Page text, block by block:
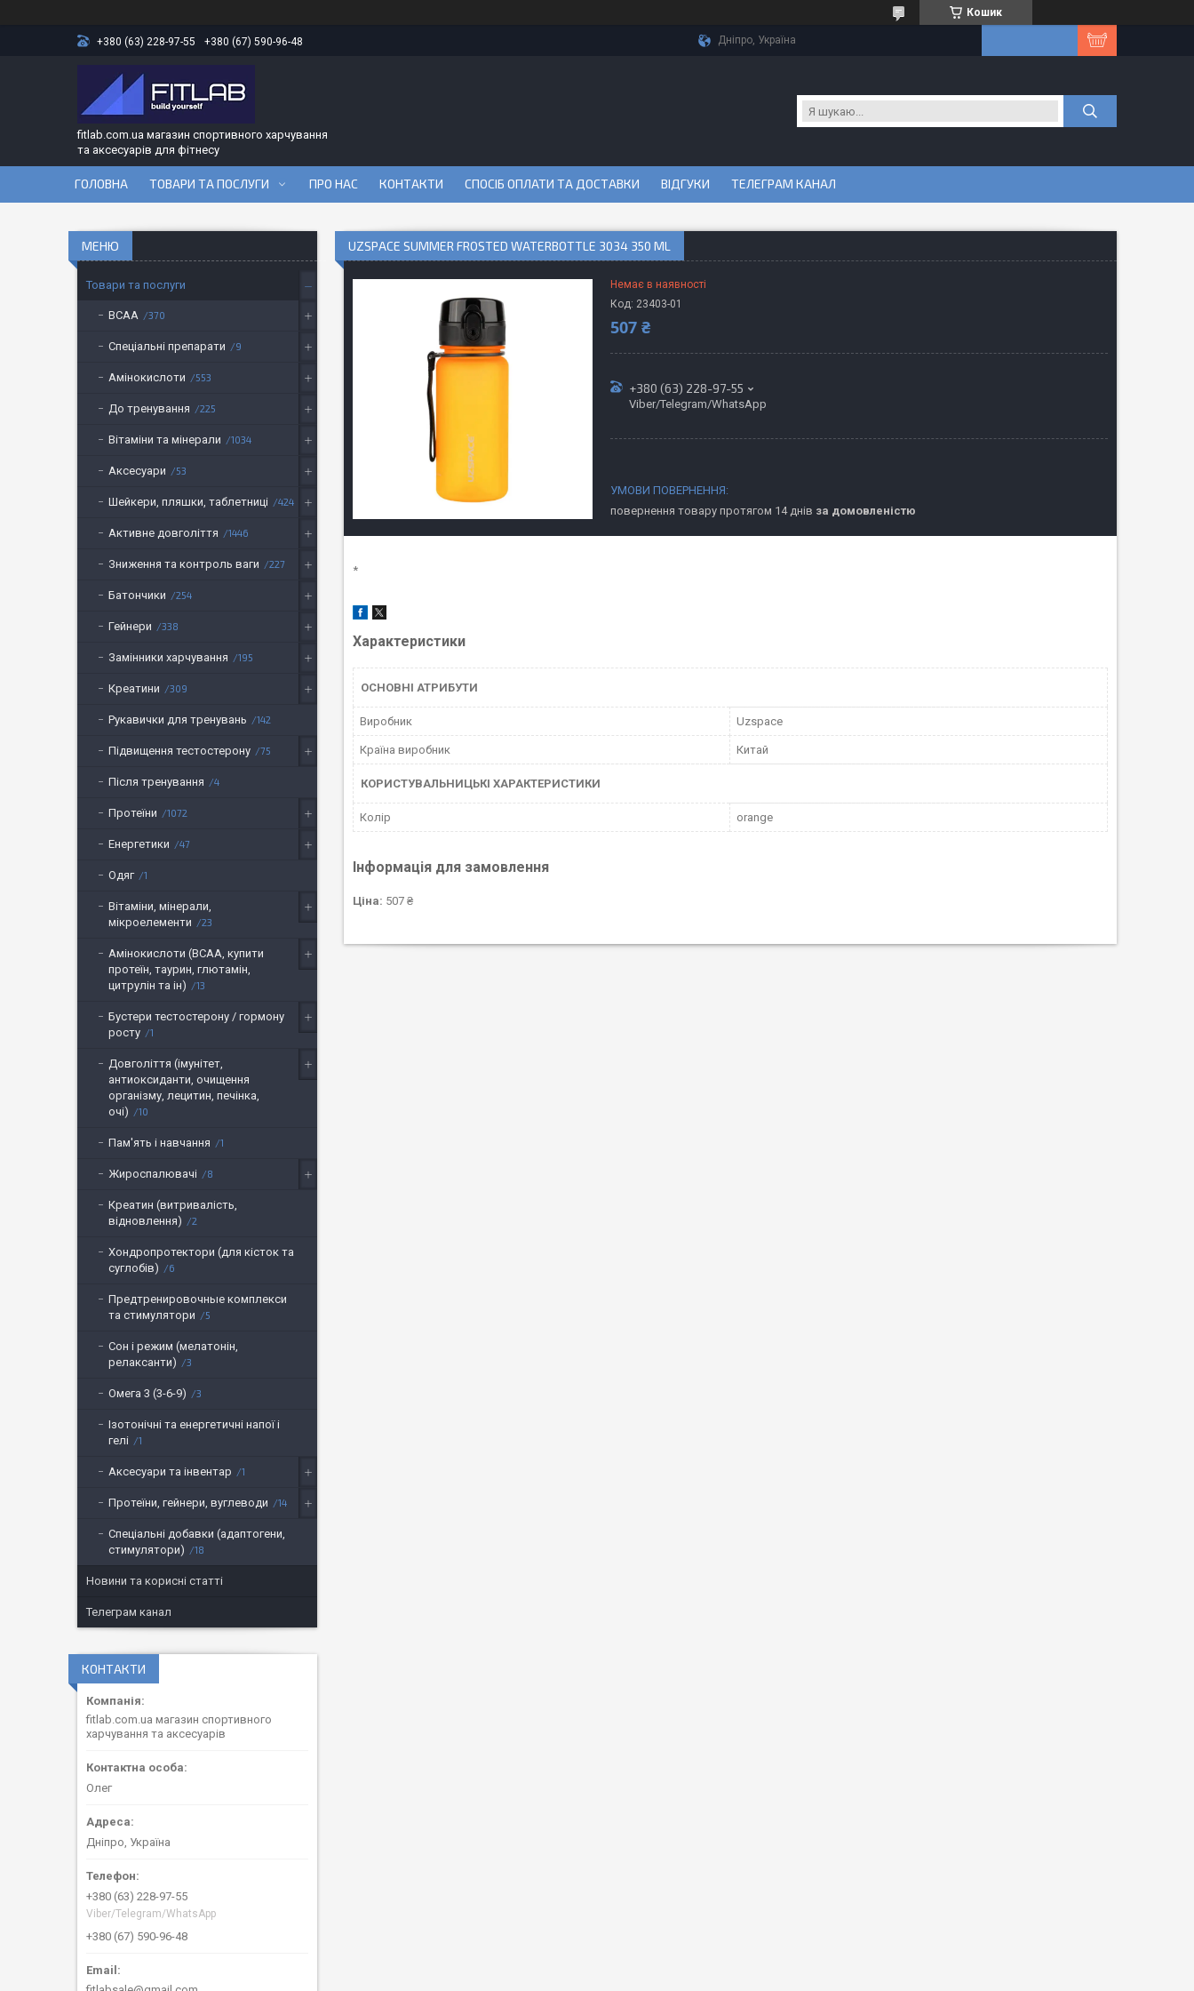
Кошик
+380 (63) 228-97-55 +380 (67) 590-96-48 Дніпро, Україна
fitlab.com.ua магазин спортивного харчування
та аксесуарів для фітнесу
ГОЛОВНА ТОВАРИ ТА ПОСЛУГИ ПРО НАС КОНТАКТИ СПОСІБ ОПЛАТИ ТА ДОСТАВКИ ВІДГУКИ ТЕЛЕГРАМ КАНАЛ
UZSPACE SUMMER FROSTED WATERBOTTLE 3034 350 ML
Немає в наявності
Код: 23403-01
507 ₴
+380 (63) 228-97-55
Viber/Telegram/WhatsApp
повернення товару протягом 14 днів за домовленістю
*
Характеристики
ОСНОВНІ АТРИБУТИ
Виробник Uzspace
Країна виробник Китай
КОРИСТУВАЛЬНИЦЬКІ ХАРАКТЕРИСТИКИ
Колір orange
Інформація для замовлення
Ціна: 507 ₴
Товари та послуги
BCAA 370
Спеціальні препарати 9
Амінокислоти 553
До тренування 225
Вітаміни та мінерали 1034
Аксесуари 53
Шейкери, пляшки, таблетниці 424
Активне довголіття 1446
Зниження та контроль ваги 227
Батончики 254
Гейнери 338
Замінники харчування 195
Креатини 309
Рукавички для тренувань 142
Підвищення тестостерону 75
Після тренування 4
Протеїни 1072
Енергетики 47
Одяг 1
Вітаміни, мінерали,
мікроелементи
23
Амінокислоти (BCAA, купити
протеїн, таурин, глютамін,
цитрулін та ін)
13
Бустери тестостерону / гормону
росту
1
Довголіття (імунітет,
антиоксиданти, очищення
організму, лецитин, печінка,
очі)
10
Пам'ять і навчання 1
Жироспалювачі 8
Креатин (витривалість,
відновлення)
2
Хондропротектори (для кісток та
суглобів)
6
Предтренировочные комплекси
та стимулятори
5
Сон і режим (мелатонін,
релаксанти)
3
Омега 3 (3-6-9) 3
Ізотонічні та енергетичні напої і
гелі
1
Аксесуари та інвентар 1
Протеїни, гейнери, вуглеводи 14
Спеціальні добавки (адаптогени,
стимулятори)
18
Новини та корисні статті
Телеграм канал
КОНТАКТИ
fitlab.com.ua магазин спортивного
харчування та аксесуарів
Олег
Дніпро, Україна
+380 (63) 228-97-55
Viber/Telegram/WhatsApp
+380 (67) 590-96-48